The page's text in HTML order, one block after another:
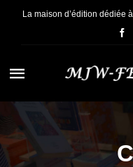
PasserLa maison d’édition dédiée
Navigation
à
bascule
ACCUEIL
NOUS CONNAÎTRE